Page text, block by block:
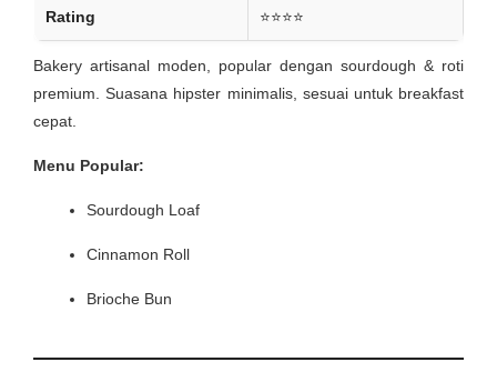
Rating ⭐⭐⭐⭐
Bakery artisanal moden, popular dengan sourdough & roti
premium. Suasana hipster minimalis, sesuai untuk breakfast
cepat.
Menu Popular:
Sourdough Loaf
Cinnamon Roll
Brioche Bun